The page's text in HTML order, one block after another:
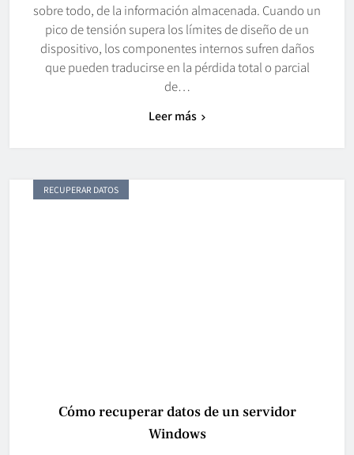
sobre todo, de la información almacenada. Cuando un
pico de tensión supera los límites de diseño de un
dispositivo, los componentes internos sufren daños
que pueden traducirse en la pérdida total o parcial
de…
Leer más
RECUPERAR DATOS
Cómo recuperar datos de un servidor
Windows